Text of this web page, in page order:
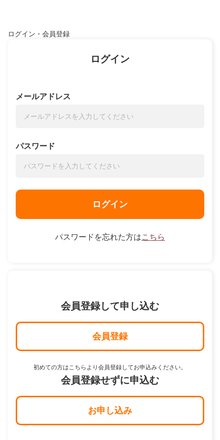
ログイン・会員登録
ログイン
メールアドレス
パスワード
ログイン
パスワードを忘れた方はこちら
会員登録して申し込む
会員登録
初めての方はこちらより会員登録してお申込みください。
会員登録せずに申込む
お申し込み